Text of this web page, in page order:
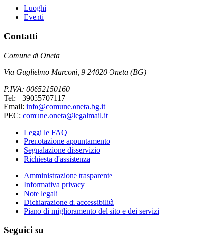
Luoghi
Eventi
Contatti
Comune di Oneta
Via Guglielmo Marconi, 9 24020 Oneta (BG)
P.IVA: 00652150160
Tel: +39035707117
Email: info@comune.oneta.bg.it
PEC: comune.oneta@legalmail.it
Leggi le FAQ
Prenotazione appuntamento
Segnalazione disservizio
Richiesta d'assistenza
Amministrazione trasparente
Informativa privacy
Note legali
Dichiarazione di accessibilità
Piano di miglioramento del sito e dei servizi
Seguici su